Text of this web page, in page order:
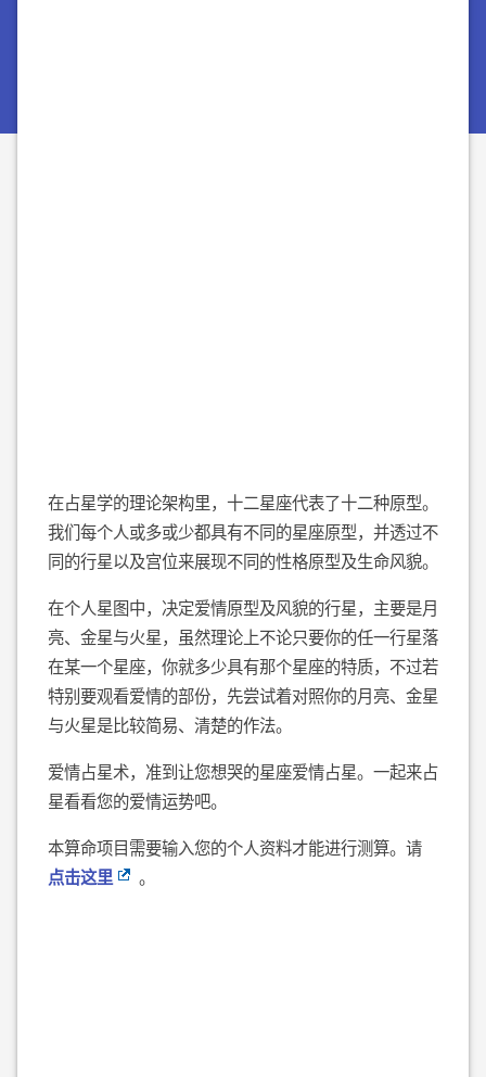
在占星学的理论架构里，十二星座代表了十二种原型。
我们每个人或多或少都具有不同的星座原型，并透过不
同的行星以及宫位来展现不同的性格原型及生命风貌。
在个人星图中，决定爱情原型及风貌的行星，主要是月
亮、金星与火星，虽然理论上不论只要你的任一行星落
在某一个星座，你就多少具有那个星座的特质，不过若
特别要观看爱情的部份，先尝试着对照你的月亮、金星
与火星是比较简易、清楚的作法。
爱情占星术，准到让您想哭的星座爱情占星。一起来占
星看看您的爱情运势吧。
本算命项目需要输入您的个人资料才能进行测算。请
点击这里
。